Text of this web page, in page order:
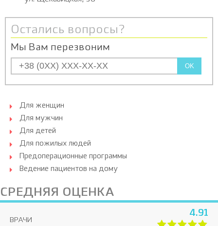
Остались вопросы?
Мы Вам перезвоним
OK
Для женщин
Для мужчин
Для детей
Для пожилых людей
Предоперационные программы
Ведение пациентов на дому
СРЕДНЯЯ ОЦЕНКА
ВРАЧИ
4.91